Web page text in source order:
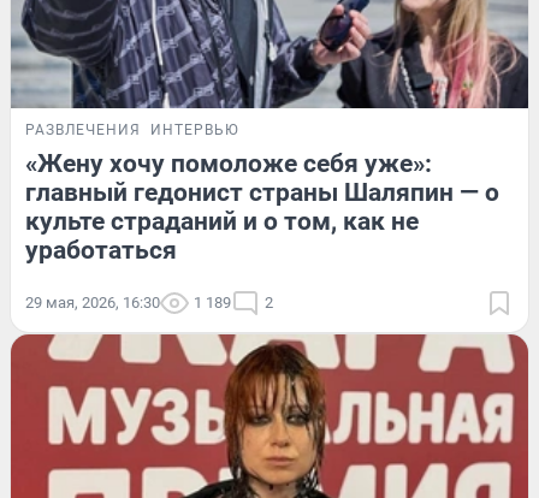
РАЗВЛЕЧЕНИЯ ИНТЕРВЬЮ
«Жену хочу помоложе себя уже»:
главный гедонист страны Шаляпин — о
культе страданий и о том, как не
уработаться
29 мая, 2026, 16:30 1 189 2